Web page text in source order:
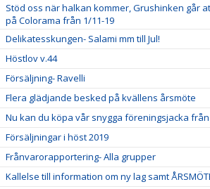
Stöd oss när halkan kommer, Grushinken går
på Colorama från 1/11-19
Delikatesskungen- Salami mm till Jul!
Höstlov v.44
Försäljning- Ravelli
Flera glädjande besked på kvällens årsmöte
Nu kan du köpa vår snygga föreningsjacka
Försäljningar i höst 2019
Frånvarorapportering- Alla grupper
Kallelse till information om ny lag samt